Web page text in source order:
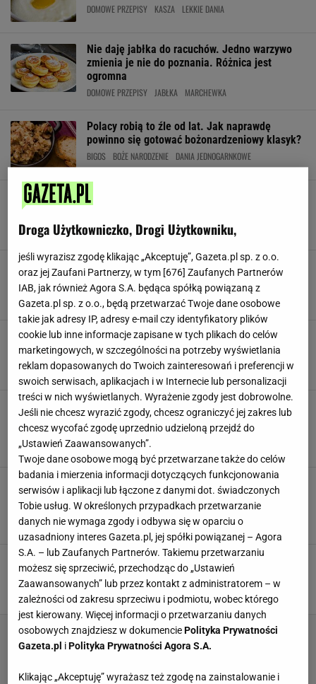
DOMOWE PRZEPISY KASZA LEKKIE DANIA
Nie daję jabłka do racuchów. Jedno warzywo
zmienia je nie do poznania. Różnica jest
ogromna
DOMOWE PRZEPISY JABŁKA MARCHEWKA
Polacy robią to źle od lat. Jak naprawdę
powinno się gotować bożonardzeniowy klasyk?
BIGOS BOŻE NARODZENIE DANIA JEDNOGARNKOWE
piekarni. Pachnie tak, że aż kręci w nosie
CHLEB DOMOWE PRZEPISY DOMOWY CHLEB
Przepis na babciny makaron z 5 składników. Za
każdym razem wychodzi idealnie miękki
DOMOWE PRZEPISY MAKARON PRZEPISY
Słodycze jak ciastka znanej marki! Są tanie jak
barszcz i idealne dla niespodziewanych gości
CIASTKA CIASTKA DO HERBATY DOMOWE PRZEPISY
Burger z rybą zalicza wielki powrót, ale nie do
"maka". Smakuje jeszcze lepiej i rozpływa się
w ustach
BURGERY DOMOWE PRZEPISY
Narzeczony wrócił do domu z tym smarowidłem
i przepadłam. Musiałam wybłagać teściową o
przepis
DOMOWE PRZEPISY PRZEPISY PRZEPISY KULINARNE
Bosacka pokazała przepis na "gofry jak z
Monciaka". Są puszyste, złociste i chrupiące
CHRUPIĄCE GOFRY DOMOWE PRZEPISY GOFRY
Droga Użytkowniczko, Drogi Użytkowniku,
jeśli wyrazisz zgodę klikając „Akceptuję”, Gazeta.pl sp. z o.o.
oraz jej Zaufani Partnerzy, w tym [676] Zaufanych Partnerów
IAB, jak również Agora S.A. będąca spółką powiązaną z
Gazeta.pl sp. z o.o., będą przetwarzać Twoje dane osobowe
takie jak adresy IP, adresy e-mail czy identyfikatory plików
cookie lub inne informacje zapisane w tych plikach do celów
marketingowych, w szczególności na potrzeby wyświetlania
reklam dopasowanych do Twoich zainteresowań i preferencji w
swoich serwisach, aplikacjach i w Internecie lub personalizacji
treści w nich wyświetlanych. Wyrażenie zgody jest dobrowolne.
Jeśli nie chcesz wyrazić zgody, chcesz ograniczyć jej zakres lub
chcesz wycofać zgodę uprzednio udzieloną przejdź do
„Ustawień Zaawansowanych”.
Twoje dane osobowe mogą być przetwarzane także do celów
badania i mierzenia informacji dotyczących funkcjonowania
serwisów i aplikacji lub łączone z danymi dot. świadczonych
Tobie usług. W określonych przypadkach przetwarzanie
danych nie wymaga zgody i odbywa się w oparciu o
uzasadniony interes Gazeta.pl, jej spółki powiązanej – Agora
S.A. – lub Zaufanych Partnerów. Takiemu przetwarzaniu
możesz się sprzeciwić, przechodząc do „Ustawień
Zaawansowanych” lub przez kontakt z administratorem – w
zależności od zakresu sprzeciwu i podmiotu, wobec którego
jest kierowany. Więcej informacji o przetwarzaniu danych
osobowych znajdziesz w dokumenciePolityka Prywatności
Gazeta.pl iPolityka Prywatności Agora S.A.
Klikając „Akceptuję” wyrażasz też zgodę na zainstalowanie i